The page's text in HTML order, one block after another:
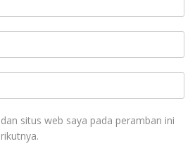
situs web saya pada peramban ini